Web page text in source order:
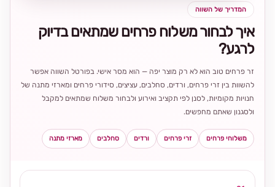
המדריך של השווה
איך לבחור משלוח פרחים שמתאים בדיוק
לרגע?
זר פרחים טוב הוא לא רק מוצר יפה — הוא מסר אישי. בפורטל השווה אפשר
להשוות בין זרי פרחים, ורדים, סחלבים, עציצים, סידורי פרחים ומארזי מתנה של
חנויות מקומיות, לסנן לפי תקציב ואירוע ולבחור משלוח שמתאים למקבל
ולסגנון שאתם מחפשים.
משלוחי פרחים זרי פרחים ורדים סחלבים מארזי מתנה